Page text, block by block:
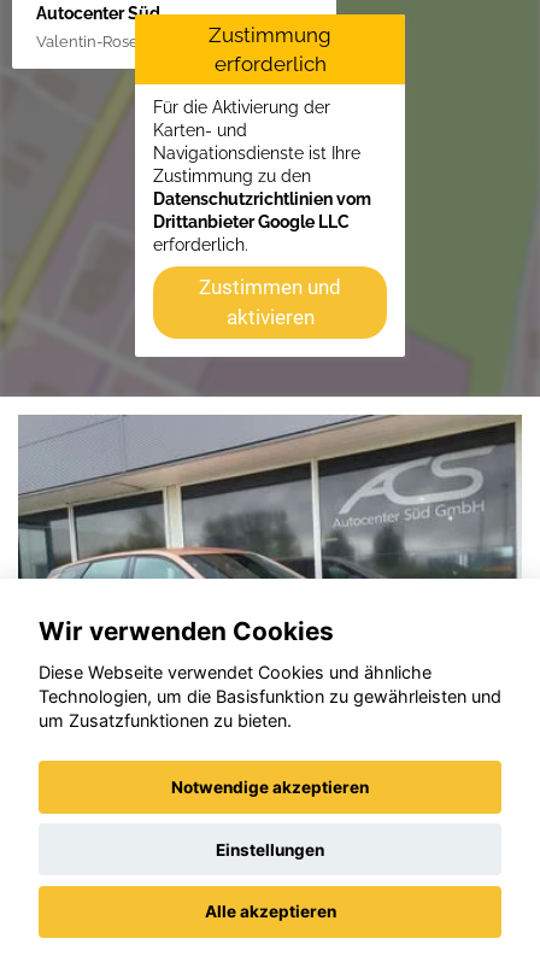
Autocenter Süd
Valentin-Rose-Str. 3, 16816 Neuruppin
Zustimmung
erforderlich
Für die Aktivierung der
Karten- und
Navigationsdienste ist Ihre
Zustimmung zu den
Datenschutzrichtlinien vom
Drittanbieter Google LLC
erforderlich.
Zustimmen und
aktivieren
Opel Astra
Wir verwenden Cookies
Diese Webseite verwendet Cookies und ähnliche
Technologien, um die Basisfunktion zu gewährleisten und
um Zusatzfunktionen zu bieten.
Notwendige akzeptieren
Einstellungen
Alle akzeptieren